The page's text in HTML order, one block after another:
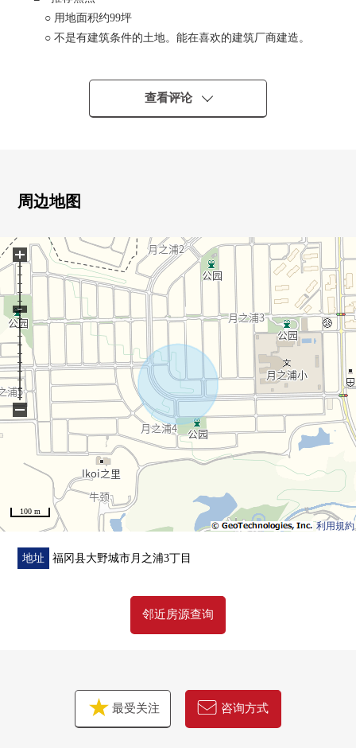
○ 用地面积约99坪
○ 不是有建筑条件的土地。能在喜欢的建筑厂商建造。
■ LIFE信息━━━━━━━━━━・・・・・
○ 到ropia福冈白水店约2040m(步行26分钟)
○ 到月的海湾近邻公园约760m(步行10分钟)
○ 到月的海湾小学340m
查看评论
周边地图
利用規約
100 m
+
−
地址 福冈县大野城市月之浦3丁目
邻近房源查询
最受关注 咨询方式